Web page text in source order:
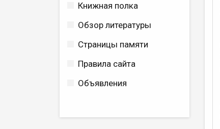
Книжная полка
Обзор литературы
Страницы памяти
Правила сайта
Объявления